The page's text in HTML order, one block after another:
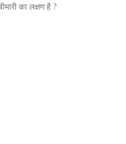
का लक्षण है ?